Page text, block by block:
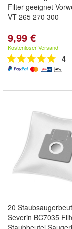
Filter geeignet
VT 265 270 300
9,99 €
Kostenloser Versand
4
20
Severin BC7035